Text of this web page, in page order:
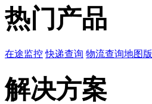
热门产品
在途监控 快递查询 物流查询地图版
解决方案